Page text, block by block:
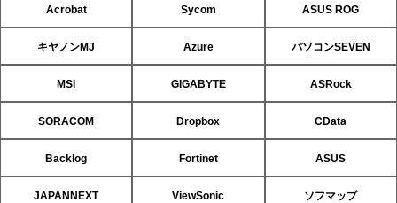
Acrobat Sycom ASUS ROG
キヤノンMJ Azure パソコンSEVEN
MSI GIGABYTE ASRock
SORACOM Dropbox CData
Backlog Fortinet ASUS
JAPANNEXT ViewSonic ソフマップ